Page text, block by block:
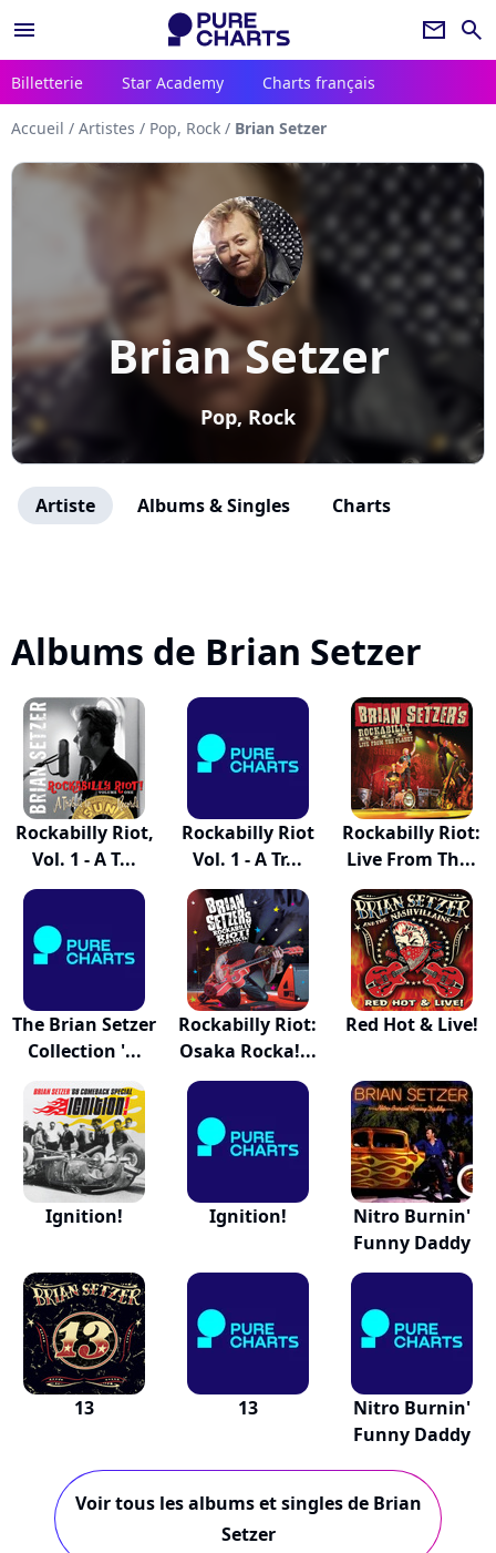
menu newsletter search
Billetterie Star Academy Charts français
Accueil / Artistes / Pop, Rock / Brian Setzer
Brian Setzer
Pop, Rock
Artiste Albums & Singles Charts
Albums de Brian Setzer
Rockabilly Riot,
Vol. 1 - A T...
Rockabilly Riot
Vol. 1 - A Tr...
Rockabilly Riot:
Live From Th...
The Brian Setzer
Collection '...
Rockabilly Riot:
Osaka Rocka!...
Red Hot & Live!
Ignition! Ignition!
Nitro Burnin'
Funny Daddy
13 13
Nitro Burnin'
Funny Daddy
Voir tous les albums et singles de Brian
Setzer